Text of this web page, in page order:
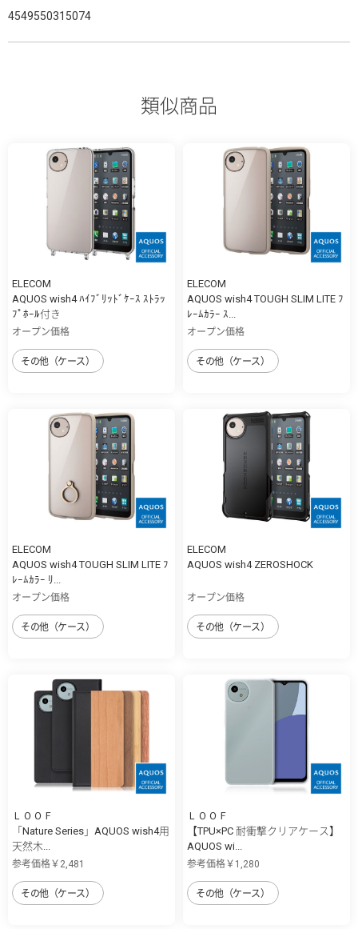
4549550315074
類似商品
ELECOM
AQUOS wish4 ﾊｲﾌﾞﾘｯﾄﾞｹｰｽ ｽﾄﾗｯ
ﾌﾟﾎｰﾙ付き
オープン価格
その他（ケース）
ELECOM
AQUOS wish4 TOUGH SLIM LITE ﾌ
ﾚｰﾑｶﾗｰ ｽ...
オープン価格
その他（ケース）
ELECOM
AQUOS wish4 TOUGH SLIM LITE ﾌ
ﾚｰﾑｶﾗｰ ﾘ...
オープン価格
その他（ケース）
ELECOM
AQUOS wish4 ZEROSHOCK
オープン価格
その他（ケース）
ＬＯＯＦ
「Nature Series」AQUOS wish4用
天然木...
参考価格￥2,481
その他（ケース）
ＬＯＯＦ
【TPU×PC 耐衝撃クリアケース】
AQUOS wi...
参考価格￥1,280
その他（ケース）